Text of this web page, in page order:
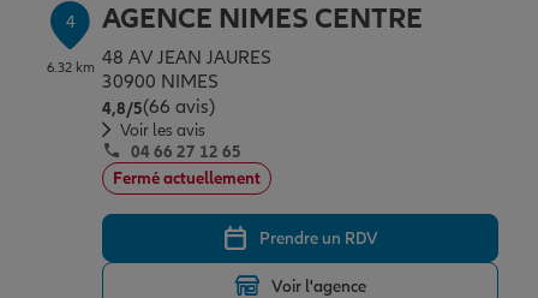
4
6.32 km
AGENCE NIMES CENTRE
48 AV JEAN JAURES
30900 NIMES
4,8/5Note de 4.8 sur 5
(66 avis)
Voir les avis
04 66 27 12 65
Fermé actuellement
Prendre un RDV
Voir l'agence